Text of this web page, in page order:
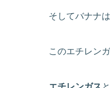
そしてバナナ
このエチレン